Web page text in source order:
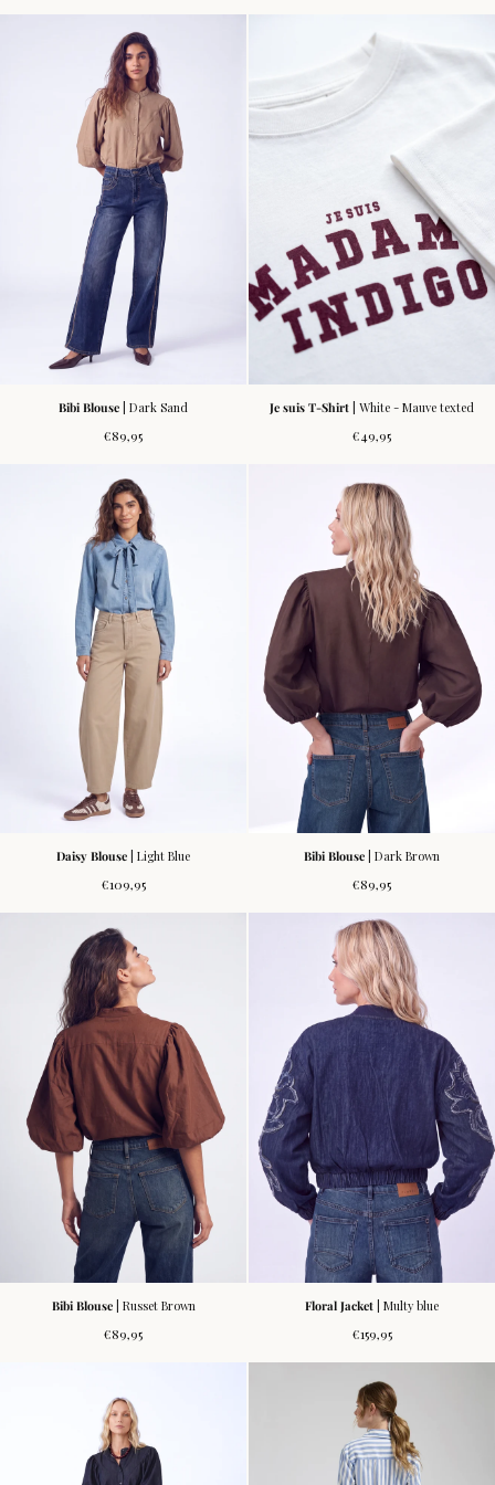
Bibi Blouse | Dark Sand
Normale
€89,95
Je suis T-Shirt | White - Mauve texted
Normale
€49,95
Daisy Blouse | Light Blue
Normale
€109,95
Bibi Blouse | Dark Brown
Normale
€89,95
Bibi Blouse | Russet Brown
Normale
€89,95
Floral Jacket | Multy blue
Normale
€159,95